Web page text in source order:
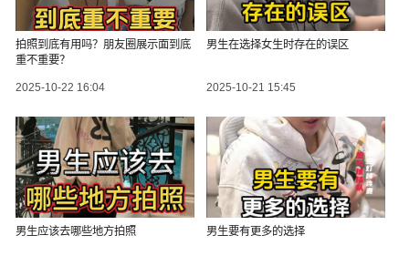
拍照到底有用吗？朋友圈展示面到底
重不重要？
2025-10-22 16:04
男生在选择女生时存在的误区
2025-10-21 15:45
男生应该去哪些地方拍照 男生要有更多的选择